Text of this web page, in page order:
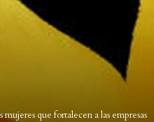
mujeres que fortalecen a las empresas